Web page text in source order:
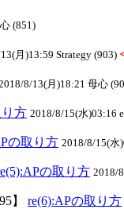
(851)
月)13:59 Strategy (903)
8/13(月)18:21 母心
り方 2018/8/15(水)03:16
の取り方 2018/8/15(水
の取り方 2018/
】 re(6):APの取り方